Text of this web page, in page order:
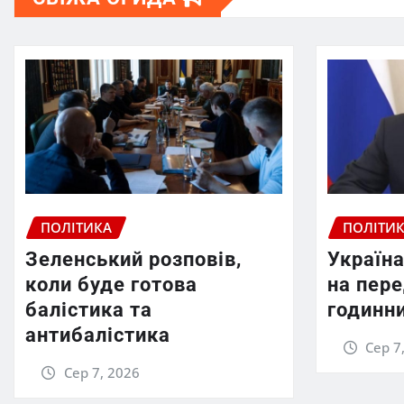
ПОЛІТИКА
Зеленський розповів,
коли буде готова
балістика та
антибалістика
Сер 7, 2026
на
Сер